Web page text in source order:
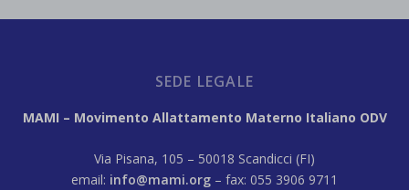
SEDE LEGALE
MAMI – Movimento Allattamento Materno Italiano ODV
Via Pisana, 105 – 50018 Scandicci (FI)
email: info@mami.org – fax: 055 3906 9711